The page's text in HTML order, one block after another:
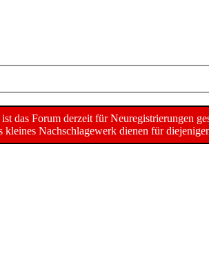
Forum derzeit für Neuregistrierungen
Nachschlagewerk dienen für